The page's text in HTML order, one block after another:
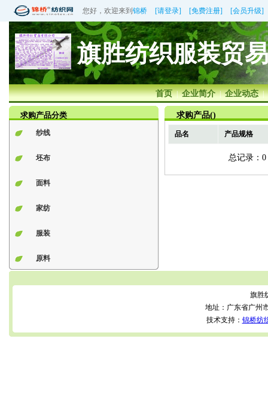
您好，欢迎来到 锦桥 [请登录] [免费注册] [会员升级]
旗胜纺织服装贸
首页 | 企业简介 | 企业动态 |
求购产品分类
纱线
坯布
面料
家纺
服装
原料
求购产品()
品名 产品规格
总记录
旗胜
地址：广东省广州
技术支持： 锦桥纺